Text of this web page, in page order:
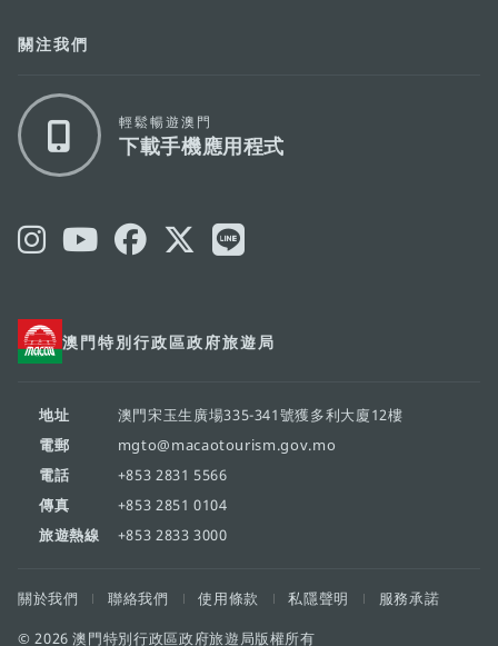
澳門特別行政區政府旅遊局
地址
澳門宋玉生廣場335-341號獲多利大廈12樓
電郵
mgto@macaotourism.gov.mo
電話
+853 2831 5566
傳真
+853 2851 0104
旅遊熱線
+853 2833 3000
關注我們
輕鬆暢遊澳門
下載手機應用程式
關於我們 聯絡我們 使用條款 私隱聲明
服務承諾
© 2026 澳門特別行政區政府旅遊局版權所有